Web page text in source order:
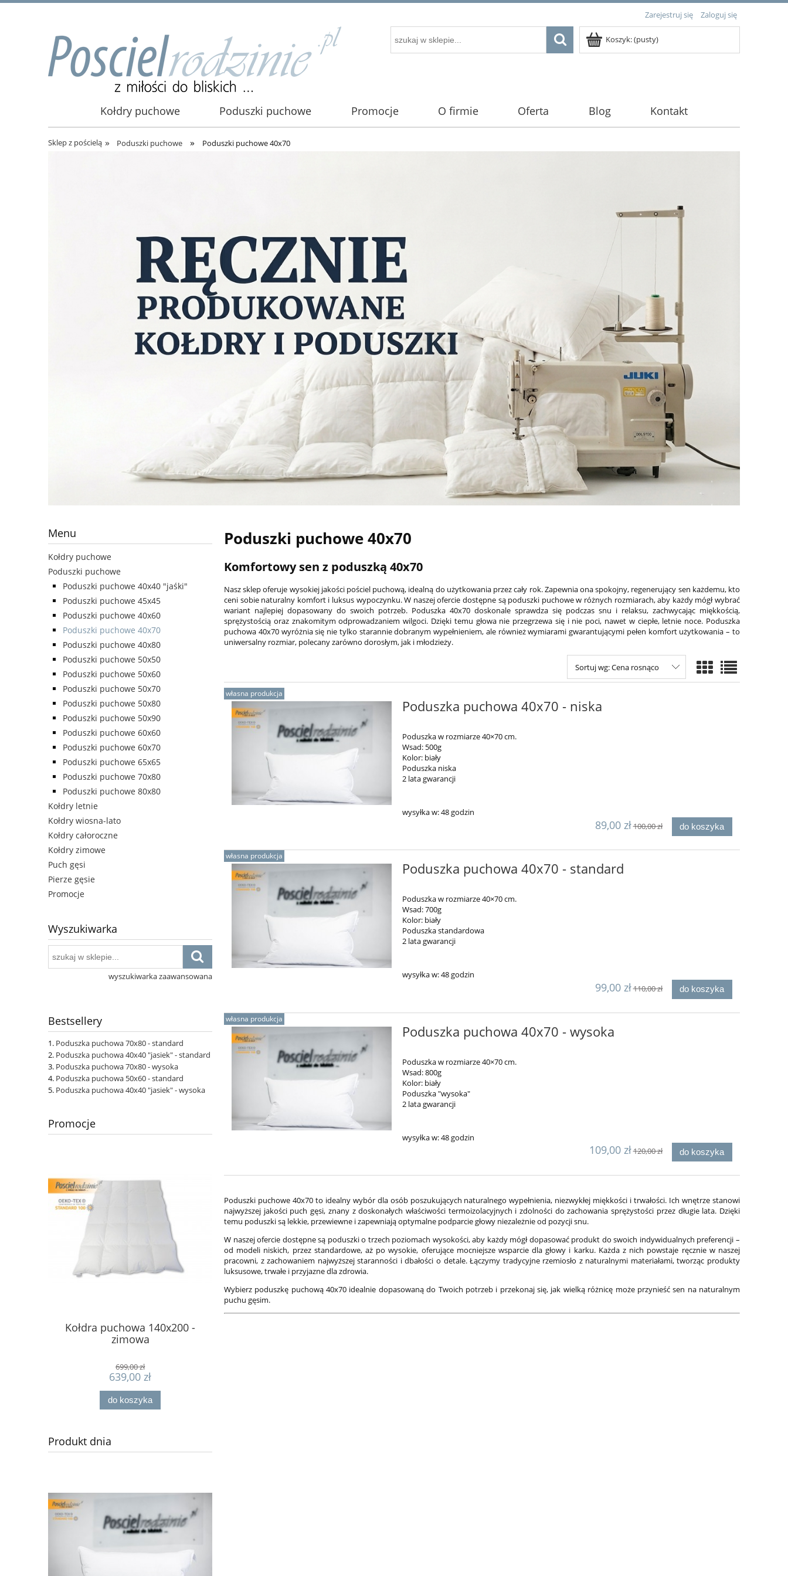
Zarejestruj się Zaloguj się
Koszyk:(pusty)
Kołdry puchowe Poduszki puchowe Promocje O firmie Oferta Blog Kontakt
Sklep z pościelą » Poduszki puchowe » Poduszki puchowe 40x70
Menu
Kołdry puchowe
Poduszki puchowe
Poduszki puchowe 40x40 "jaśki"
Poduszki puchowe 45x45
Poduszki puchowe 40x60
Poduszki puchowe 40x70
Poduszki puchowe 40x80
Poduszki puchowe 50x50
Poduszki puchowe 50x60
Poduszki puchowe 50x70
Poduszki puchowe 50x80
Poduszki puchowe 50x90
Poduszki puchowe 60x60
Poduszki puchowe 60x70
Poduszki puchowe 65x65
Poduszki puchowe 70x80
Poduszki puchowe 80x80
Kołdry letnie
Kołdry wiosna-lato
Kołdry całoroczne
Kołdry zimowe
Puch gęsi
Pierze gęsie
Promocje
Wyszukiwarka
wyszukiwarka zaawansowana
Bestsellery
Poduszka puchowa 70x80 - standard
Poduszka puchowa 40x40 "jasiek" - standard
Poduszka puchowa 70x80 - wysoka
Poduszka puchowa 50x60 - standard
Poduszka puchowa 40x40 "jasiek" - wysoka
Promocje
Kołdra puchowa 140x200 -
zimowa
699,00 zł
639,00 zł
do koszyka
Produkt dnia
Poduszki puchowe 40x70
Komfortowy sen z poduszką 40x70
Nasz sklep oferuje wysokiej jakości pościel puchową, idealną do użytkowania przez cały rok. Zapewnia ona spokojny, regenerujący sen każdemu, kto
ceni sobie naturalny komfort i luksus wypoczynku. W naszej ofercie dostępne są poduszki puchowe w różnych rozmiarach, aby każdy mógł wybrać
wariant najlepiej dopasowany do swoich potrzeb. Poduszka 40x70 doskonale sprawdza się podczas snu i relaksu, zachwycając miękkością,
sprężystością oraz znakomitym odprowadzaniem wilgoci. Dzięki temu głowa nie przegrzewa się i nie poci, nawet w ciepłe, letnie noce. Poduszka
puchowa 40x70 wyróżnia się nie tylko starannie dobranym wypełnieniem, ale również wymiarami gwarantującymi pełen komfort użytkowania – to
uniwersalny rozmiar, polecany zarówno dorosłym, jak i młodzieży.
Sortuj wg:Cena rosnąco
Poduszka puchowa 40x70 - niska
Poduszka w rozmiarze 40×70 cm.
Wsad: 500g
Kolor: biały
Poduszka niska
2 lata gwarancji
wysyłka w:48 godzin
89,00 zł100,00 zł do koszyka
własna produkcja
Poduszka puchowa 40x70 - standard
Poduszka w rozmiarze 40×70 cm.
Wsad: 700g
Kolor: biały
Poduszka standardowa
2 lata gwarancji
wysyłka w:48 godzin
99,00 zł110,00 zł do koszyka
własna produkcja
Poduszka puchowa 40x70 - wysoka
Poduszka w rozmiarze 40×70 cm.
Wsad: 800g
Kolor: biały
Poduszka "wysoka"
2 lata gwarancji
wysyłka w:48 godzin
109,00 zł120,00 zł do koszyka
własna produkcja
Poduszki puchowe 40x70 to idealny wybór dla osób poszukujących naturalnego wypełnienia, niezwykłej miękkości i trwałości. Ich wnętrze stanowi
najwyższej jakości puch gęsi, znany z doskonałych właściwości termoizolacyjnych i zdolności do zachowania sprężystości przez długie lata. Dzięki
temu poduszki są lekkie, przewiewne i zapewniają optymalne podparcie głowy niezależnie od pozycji snu.
W naszej ofercie dostępne są poduszki o trzech poziomach wysokości, aby każdy mógł dopasować produkt do swoich indywidualnych preferencji –
od modeli niskich, przez standardowe, aż po wysokie, oferujące mocniejsze wsparcie dla głowy i karku. Każda z nich powstaje ręcznie w naszej
pracowni, z zachowaniem najwyższej staranności i dbałości o detale. Łączymy tradycyjne rzemiosło z naturalnymi materiałami, tworząc produkty
luksusowe, trwałe i przyjazne dla zdrowia.
Wybierz poduszkę puchową 40x70 idealnie dopasowaną do Twoich potrzeb i przekonaj się, jak wielką różnicę może przynieść sen na naturalnym
puchu gęsim.